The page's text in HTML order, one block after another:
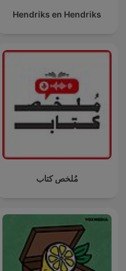
Hendriks en Hendriks
مُلخص كتاب